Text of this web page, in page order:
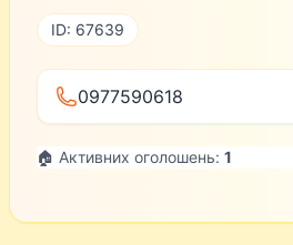
ID: 67639
0977590618
🏠 Активних оголошень: 1